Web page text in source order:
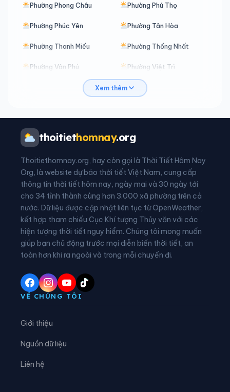
Phường Phong Châu Phường Phú Thọ
Phường Phúc Yên Phường Tân Hòa
Phường Thanh Miếu Phường Thống Nhất
Phường Vân Phú Phường Việt Trì
Phường Vĩnh Phúc Phường Vĩnh Yên
Xã An Nghĩa
Xã Bằng Luân
Xã Bình Nguyên Xã Bình Phú
Xã Bình Tuyền Xã Bình Xuyên
Xã Cẩm Khê Xã Cao Dương
Xã Cao Phong Xã Cao Sơn
Xã Chân Mộng Xã Chí Đám
Xã Chí Tiên
Xã Đà Bắc
Xem thêm
thoitiethomnay.org
Thoitiethomnay.org, hay còn gọi là Thời Tiết Hôm Nay
Org, là website dự báo thời tiết Việt Nam, cung cấp
thông tin thời tiết hôm nay, ngày mai và 30 ngày tới
cho 34 tỉnh thành cùng hơn 3.000 xã phường trên cả
nước. Dữ liệu được cập nhật liên tục từ OpenWeather,
kết hợp tham chiếu Cục Khí tượng Thủy văn với các
hiện tượng thời tiết nguy hiểm. Chúng tôi mong muốn
giúp bạn chủ động trước mọi diễn biến thời tiết, an
toàn hơn khi ra ngoài và trong mỗi chuyến đi.
VỀ CHÚNG TÔI
Giới thiệu
Nguồn dữ liệu
Liên hệ